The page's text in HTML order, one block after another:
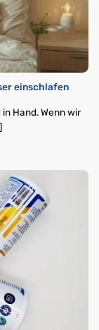
einschlafen
Hand. Wenn wir